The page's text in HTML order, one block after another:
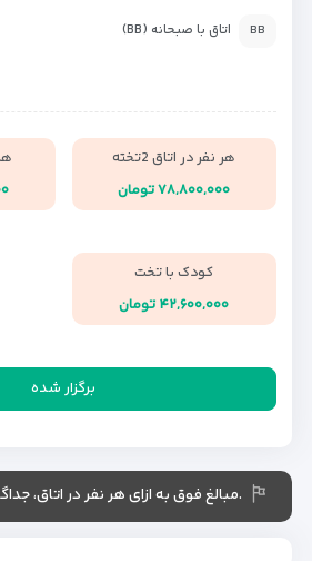
BB اتاق با صبحانه (BB)
هر نفر در اتاق 2تخته
۷۸,۸۰۰,۰۰۰ تومان
کودک با تخت
۴۲,۶۰۰,۰۰۰ تومان
برگزار شده
.مبالغ فوق به ازای هر نفر در اتاق،